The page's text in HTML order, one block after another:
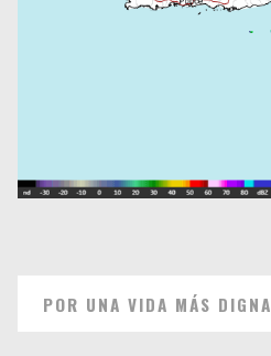
POR UNA VIDA MÁS DIGNA